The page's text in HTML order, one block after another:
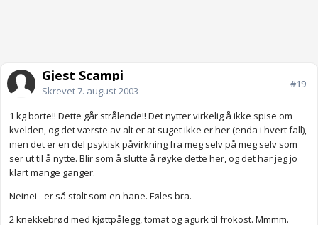
Gjest Scampi
Skrevet7. august 2003
#19
1 kg borte!! Dette går strålende!! Det nytter virkelig å ikke spise om
kvelden, og det værste av alt er at suget ikke er her (enda i hvert fall),
men det er en del psykisk påvirkning fra meg selv på meg selv som
ser ut til å nytte. Blir som å slutte å røyke dette her, og det har jeg jo
klart mange ganger.
Neinei - er så stolt som en hane. Føles bra.
2 knekkebrød med kjøttpålegg, tomat og agurk til frokost. Mmmm.